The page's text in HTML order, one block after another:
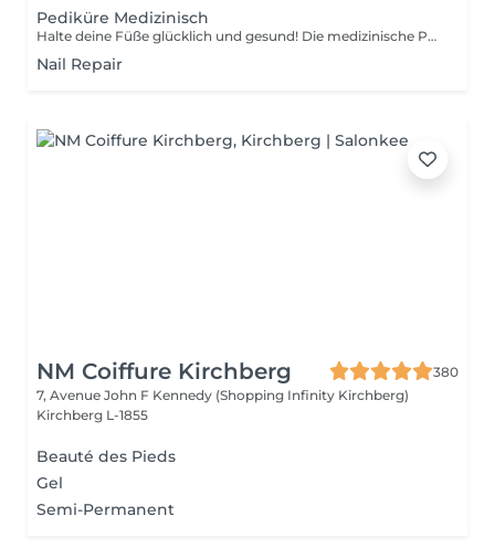
Pediküre Medizinisch
Halte deine Füße glücklich und gesund! Die medizinische Pediküre ist eine spezialisierte Form der Fußbehandlung, bei der ein Nagelmeister Probleme wie Hornhaut, Risse und deformierte Nägel behandelt. Wie wird die medizinische Pediküre durchgeführt? - Problemidentifikation - Desinfektion und Erweichung der Füße - Entfernung von Hornhaut - Behandlung der Nagelplatte - Hautbehandlung - Auftragen einer medizinischen Creme Altersbeschränkungen: empfohlen ab 16 Jahren. Empfehlungen nach dem Eingriff: professionelle häusliche Pflege wird nach dem Eingriff empfohlen. Frequenz: einmal in 3-4 Wochen.
Nail Repair
NM Coiffure Kirchberg
380
7, Avenue John F Kennedy (Shopping Infinity Kirchberg)
Kirchberg L-1855
Beauté des Pieds
Gel
Semi-Permanent